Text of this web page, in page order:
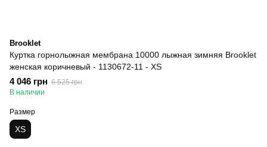
Brooklet
Куртка горнолыжная мембрана 10000 лыжная зимняя Brooklet
женская коричневый - 1130672-11 - XS
4 046 грн 6 525 грн
В наличии
Размер
XS